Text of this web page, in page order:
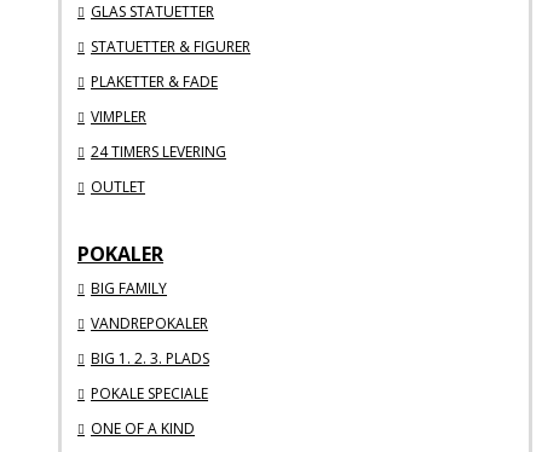
GLAS STATUETTER
STATUETTER & FIGURER
PLAKETTER & FADE
VIMPLER
24 TIMERS LEVERING
OUTLET
POKALER
BIG FAMILY
VANDREPOKALER
BIG 1. 2. 3. PLADS
POKALE SPECIALE
ONE OF A KIND